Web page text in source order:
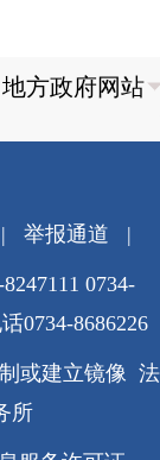
举报通道 |
0734-
0734-8686226
或建立镜像 法
所